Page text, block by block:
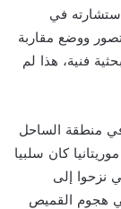
في
ووضع مقاربة
فنية، هذا لم
منطقة الساحل
كان سلبيا
نزحوا إلى
هجوم القميص